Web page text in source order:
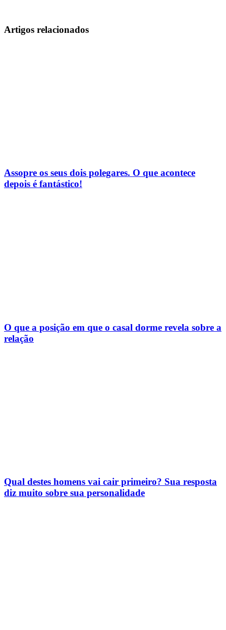
Artigos relacionados
Assopre os seus dois polegares. O que acontece
depois é fantástico!
O que a posição em que o casal dorme revela sobre a
relação
Qual destes homens vai cair primeiro? Sua resposta
diz muito sobre sua personalidade